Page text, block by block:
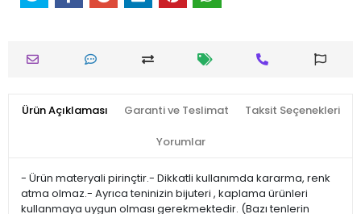
Ürün Açıklaması Garanti ve Teslimat Taksit Seçenekleri
Yorumlar
- Ürün materyali pirinçtir.- Dikkatli kullanımda kararma, renk
atma olmaz.- Ayrıca teninizin bijuteri , kaplama ürünleri
kullanmaya uygun olması gerekmektedir. (Bazı tenlerin